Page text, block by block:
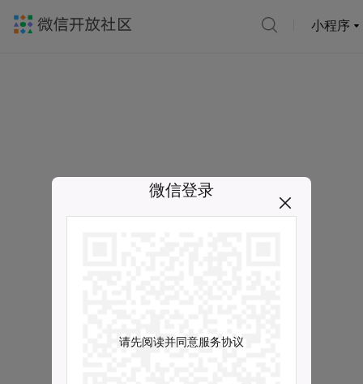
小程序
微信登录
请先阅读并同意服务协议